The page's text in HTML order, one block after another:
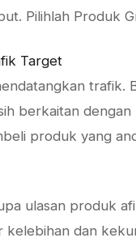
Pilihlah Produk
Target
berkaitan
produk yang
ulasan produk
kelebihan dan